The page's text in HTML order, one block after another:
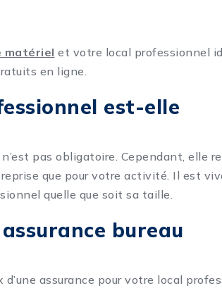
matériel et votre local professionnel
en ligne.
est-elle
pas obligatoire. Cependant, elle
que pour votre activité. Il est
quelle que soit sa taille.
bureau
assurance pour votre local